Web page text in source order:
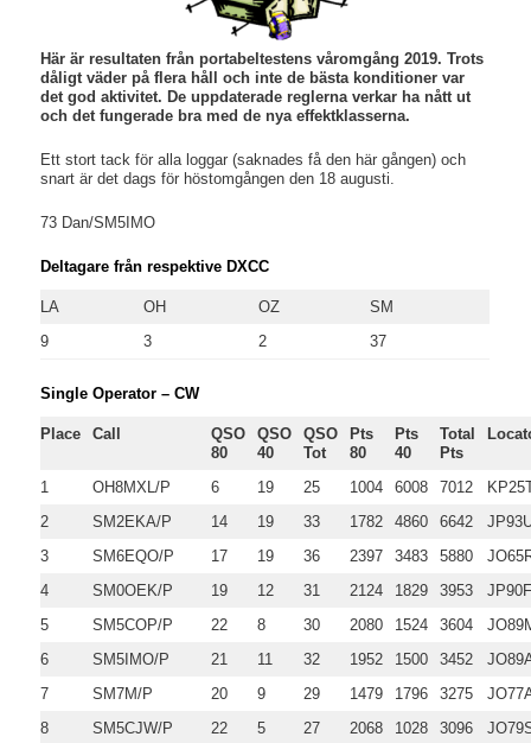
Här är resultaten från portabeltestens våromgång 2019. Trots
dåligt väder på flera håll och inte de bästa konditioner var
det god aktivitet. De uppdaterade reglerna verkar ha nått ut
och det fungerade bra med de nya effektklasserna.
Ett stort tack för alla loggar (saknades få den här gången) och
snart är det dags för höstomgången den 18 augusti.
73 Dan/SM5IMO
Deltagare från respektive DXCC
LA OH OZ
SM
9
3 2 37
Single Operator – CW
Place Call
QSO
80
QSO
40
QSO
Tot
Pts
80
Pts
40
Total
Pts
1 OH8MXL/P 6 19 25 1004 6008 7012
2
SM2EKA/P 14 19 33 1782 4860 6642
3
SM6EQO/P 17 19 36 2397 3483 5880
4
SM0OEK/P 19 12 31 2124 1829 3953
5
SM5COP/P 22 8 30 2080 1524 3604
6
SM5IMO/P 21 11 32 1952 1500 3452
7
SM7M/P 20 9 29 1479 1796 3275
8
SM5CJW/P 22 5 27 2068 1028 3096